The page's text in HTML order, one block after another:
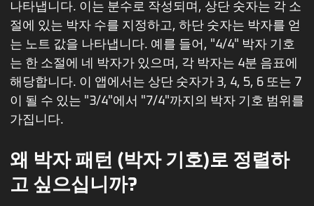
나타냅니다. 이는 분수로 작성되며, 상단 숫자는 각 소
절에 있는 박자 수를 지정하고, 하단 숫자는 박자를 얻
는 노트 값을 나타냅니다. 예를 들어, "4/4" 박자 기호
는 한 소절에 네 박자가 있으며, 각 박자는 4분 음표에
해당합니다. 이 앱에서는 상단 숫자가 3, 4, 5, 6 또는 7
이 될 수 있는 "3/4"에서 "7/4"까지의 박자 기호 범위를
가집니다.
왜 박자 패턴 (박자 기호)로 정렬하
고 싶으십니까?